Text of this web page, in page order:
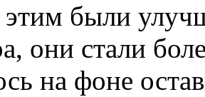
были
они стали
на фоне